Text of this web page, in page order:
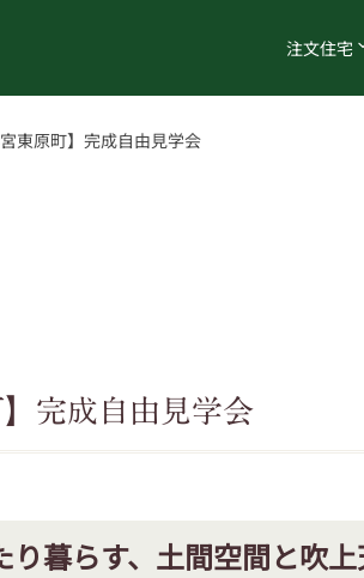
注文住宅
宮東原町】完成自由見学会
】完成自由見学会
暮らす、土間空間と吹上